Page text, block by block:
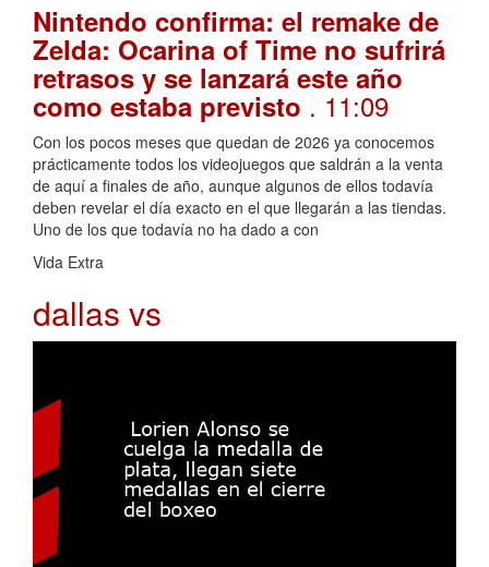
Nintendo confirma: el remake de
Zelda: Ocarina of Time no sufrirá
retrasos y se lanzará este año
como estaba previsto . 11:09
Con los pocos meses que quedan de 2026 ya conocemos
prácticamente todos los videojuegos que saldrán a la venta
de aquí a finales de año, aunque algunos de ellos todavía
deben revelar el día exacto en el que llegarán a las tiendas.
Uno de los que todavía no ha dado a con
Vida Extra
dallas vs